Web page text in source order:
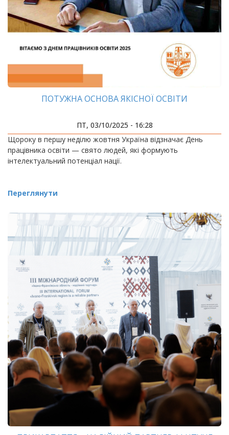
ПОТУЖНА ОСНОВА ЯКІСНОЇ ОСВІТИ
ПТ, 03/10/2025 - 16:28
Щороку в першу неділю жовтня Україна відзначає День
працівника освіти — свято людей, які формують
інтелектуальний потенціал нації.
Переглянути